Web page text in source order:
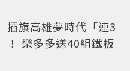
插旗高雄夢時代「連3
！ 樂多多送40組鐵板